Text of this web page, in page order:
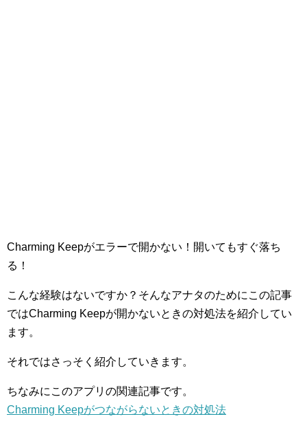
Charming Keepがエラーで開かない！開いてもすぐ落ち
る！
こんな経験はないですか？そんなアナタのためにこの記事
ではCharming Keepが開かないときの対処法を紹介してい
ます。
それではさっそく紹介していきます。
ちなみにこのアプリの関連記事です。
Charming Keepがつながらないときの対処法